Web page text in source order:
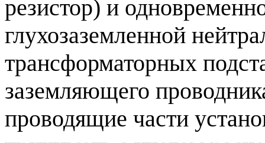
резистор) и
глухозаземленной
трансформаторных
заземляющего
проводящие части